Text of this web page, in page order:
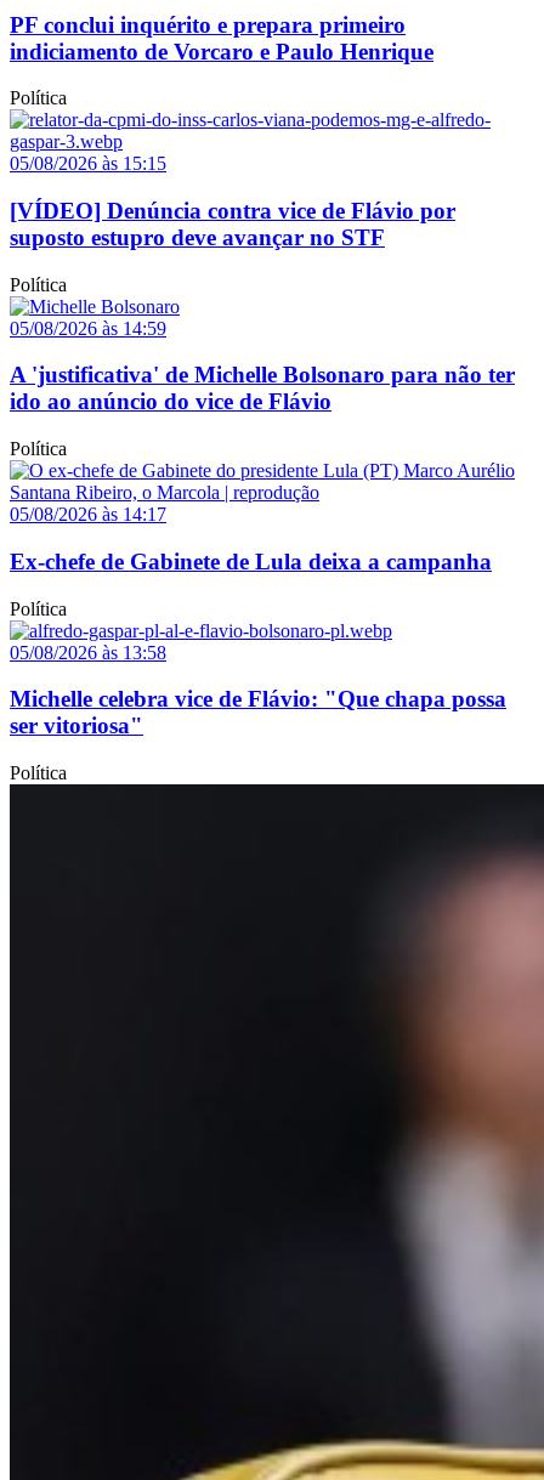
PF conclui inquérito e prepara primeiro
indiciamento de Vorcaro e Paulo Henrique
Política
05/08/2026 às 15:15
[VÍDEO] Denúncia contra vice de Flávio por
suposto estupro deve avançar no STF
Política
05/08/2026 às 14:59
A 'justificativa' de Michelle Bolsonaro para não ter
ido ao anúncio do vice de Flávio
Política
05/08/2026 às 14:17
Ex-chefe de Gabinete de Lula deixa a campanha
Política
05/08/2026 às 13:58
Michelle celebra vice de Flávio: "Que chapa possa
ser vitoriosa"
Política